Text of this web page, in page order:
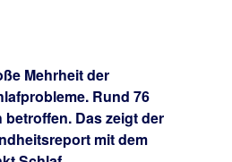
Mehrheit der
Rund 76
Das zeigt der
mit dem